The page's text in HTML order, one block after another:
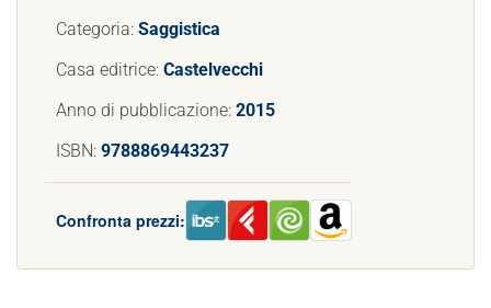
Categoria: Saggistica
Casa editrice: Castelvecchi
Anno di pubblicazione: 2015
ISBN: 9788869443237
Confronta prezzi: